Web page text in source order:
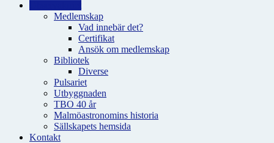
Medlemskap
Vad innebär det?
Certifikat
Ansök om medlemskap
Bibliotek
Diverse
Pulsariet
Utbyggnaden
TBO 40 år
Malmöastronomins historia
Sällskapets hemsida
Kontakt